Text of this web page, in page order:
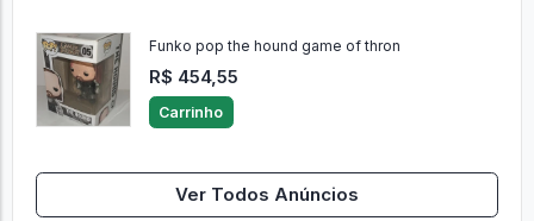
Funko pop the hound game of thron
R$ 454,55
Carrinho
Ver Todos Anúncios